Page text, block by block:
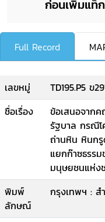
ก่อนเพิ่มแท็
Full Record
เลขหมู่
TD195.P5 ข
ชื่อเรื่อง
ข้อเสนอจาก
รัฐบาล กรณีโ
ถ่านหิน หินกรู
แยกก๊าซธรร
มนุษยชนแห่ง
พิมพ์
ลักษณ์
กรุงเทพฯ : ส